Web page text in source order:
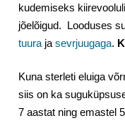
kudemiseks
jõelõigud. Looduses
tuuraja sevrjuugaga.
Kuna sterleti eluiga
siis on ka
7 aastat ning emastel